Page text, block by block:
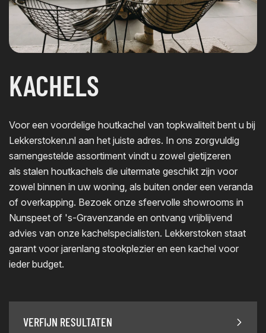
KACHELS
Voor een voordelige houtkachel van topkwaliteit bent u bij
Lekkerstoken.nl aan het juiste adres. In ons zorgvuldig
samengestelde assortiment vindt u zowel gietijzeren
als stalen houtkachels die uitermate geschikt zijn voor
zowel binnen in uw woning, als buiten onder een veranda
of overkapping. Bezoek onze sfeervolle showrooms in
Nunspeet of 's-Gravenzande en ontvang vrijblijvend
advies van onze kachelspecialisten. Lekkerstoken staat
garant voor jarenlang stookplezier en een kachel voor
ieder budget.
VERFIJN RESULTATEN